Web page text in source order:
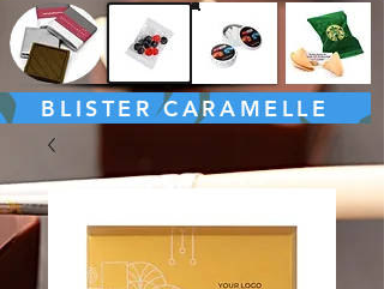
BLISTER CARAMELLE